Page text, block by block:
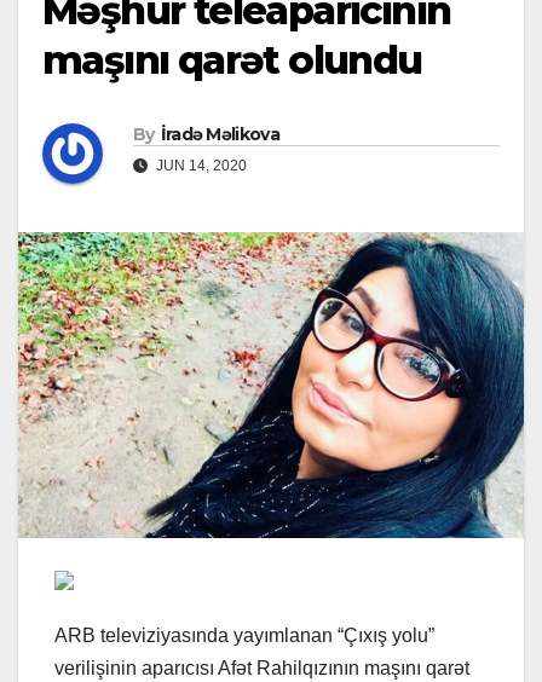
Məşhur teleaparıcının
maşını qarət olundu
By İradə Məlikova
JUN 14, 2020
ARB televiziyasında yayımlanan “Çıxış yolu”
verilişinin aparıcısı Afət Rahilqızının maşını qarət